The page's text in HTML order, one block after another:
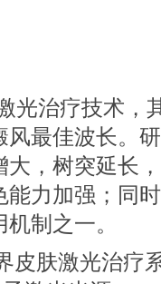
治疗技术，
最佳波长。
，树突延长
力加强；同
制之一。
肤激光治疗